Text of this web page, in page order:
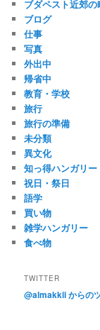
ブダペスト近郊の
ブログ
仕事
写真
外出中
帰省中
教育・学校
旅行
旅行の準備
未分類
異文化
知っ得ハンガリー
祝日・祭日
語学
買い物
雑学ハンガリー
食べ物
TWITTER
@almakkii からの